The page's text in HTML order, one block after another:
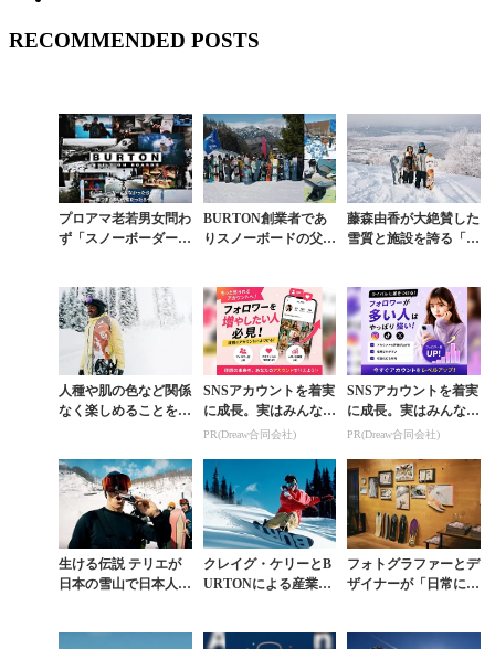
RECOMMENDED POSTS
プロアマ老若男女問わ
ず「スノーボーダーと
BURTON創業者であ
りスノーボードの父、
OR JAK...
藤森由香が大絶賛した
雪質と施設を誇る「ス
り”も“遊び”も全開で
楽し...
人種や肌の色など関係
なく楽しめることを象
SNSアカウントを着実
に成長。実はみんなコ
コ使ってます。
PR(Dreaw合同会社)
SNSアカウントを着実
に成長。実はみんなコ
コ使ってます。
PR(Dreaw合同会社)
生ける伝説 テリエが
日本の雪山で日本人ス
クレイグ・ケリーとB
URTONによる産業革
フォトグラファーとデ
ザイナーが「日常に雪